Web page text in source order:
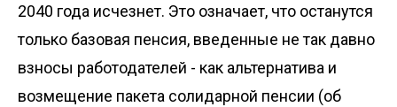
2040 года исчезнет. Это означает, что останутся
только базовая пенсия, введенные не так давно
взносы работодателей - как альтернатива и
возмещение пакета солидарной пенсии (об